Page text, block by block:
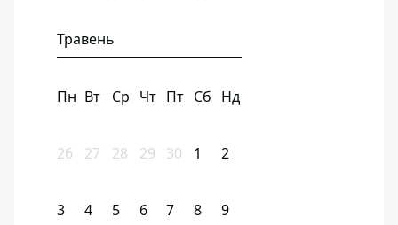
Травень
Пн Вт Ср Чт Пт Сб Нд
26 27 28 29 30 1 2
3 4 5 6 7 8 9